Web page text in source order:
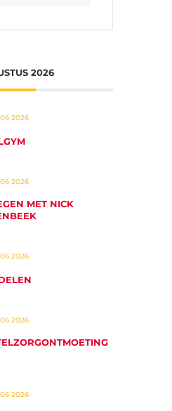
2026
2026
2026
MET NICK
2026
2026
2026